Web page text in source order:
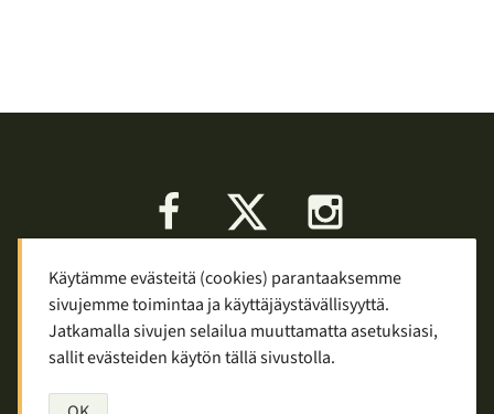
Facebook
Keskustelu Palaute
Tietosuoja
Mainostaminen ja yhteistyö
Copyright © 2007—2026Tuomas Tolppi /
Käytämme evästeitä (cookies) parantaaksemme
sivujemme toimintaa ja käyttäjäystävällisyyttä.
Jatkamalla sivujen selailua muuttamatta asetuksiasi,
sallit evästeiden käytön tällä sivustolla.